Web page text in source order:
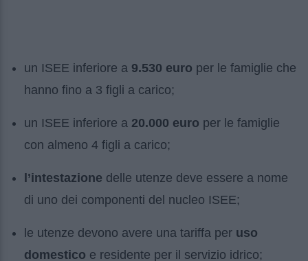
un ISEE inferiore a 9.530 euro per le famiglie che
hanno fino a 3 figli a carico;
un ISEE inferiore a 20.000 euro per le famiglie
con almeno 4 figli a carico;
l’intestazione delle utenze deve essere a nome
di uno dei componenti del nucleo ISEE;
le utenze devono avere una tariffa per uso
domestico e residente per il servizio idrico;